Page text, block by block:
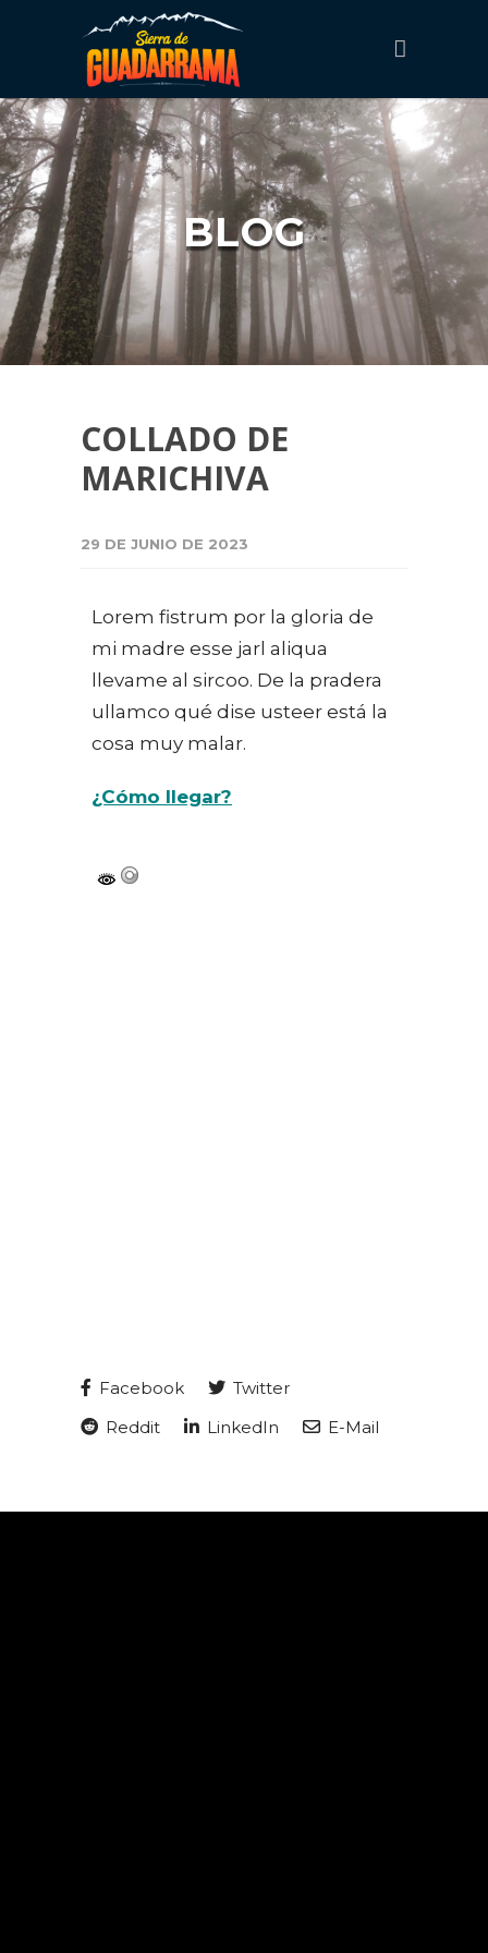
BLOG
COLLADO DE
MARICHIVA
29 DE JUNIO DE 2023
Lorem fistrum por la gloria de
mi madre esse jarl aliqua
llevame al sircoo. De la pradera
ullamco qué dise usteer está la
cosa muy malar.
¿Cómo llegar?
Facebook
Twitter
Reddit
LinkedIn E-Mail